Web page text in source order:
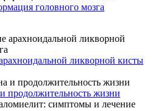
головного мозга
ликворной кисты
продолжительность жизни